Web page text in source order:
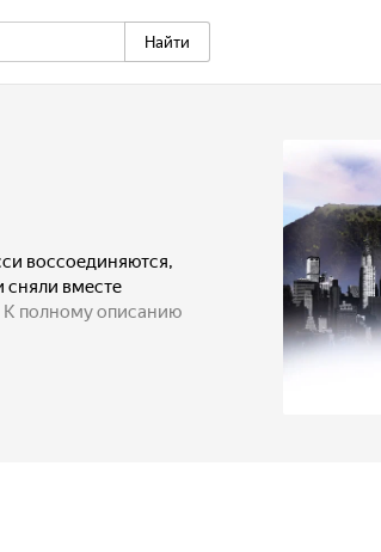
Найти
воссоединяются,
сняли вместе
себя режиссера
К полному описанию